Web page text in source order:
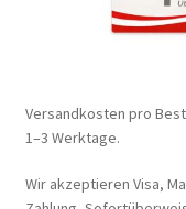
Versandkosten pro
1–3 Werktage.
Wir akzeptieren Visa,